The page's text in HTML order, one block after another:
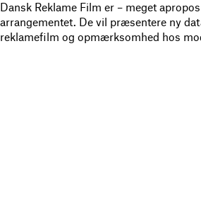
Dansk Reklame Film er – meget
arrangementet. De vil præsentere ny
reklamefilm og opmærksomhed hos